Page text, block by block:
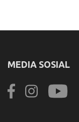
MEDIA SOSIAL